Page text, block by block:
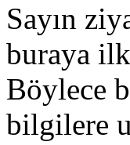
Sayın
buraya
Böylece
bilgilere